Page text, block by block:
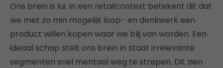
Ons brein is lui. In een retailcontext betekent dit dat
we met zo min mogelijk loop- en denkwerk een
product willen kopen waar we blij van worden. Een
ideaal schap stelt ons brein in staat irrelevante
segmenten snel mentaal weg te strepen. Dit zien